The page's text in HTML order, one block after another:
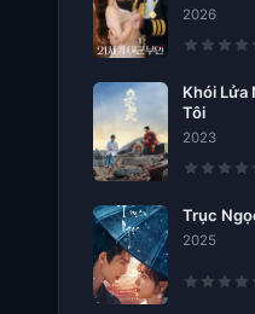
2026
Khói Lửa
Tôi
2023
Trục
2025